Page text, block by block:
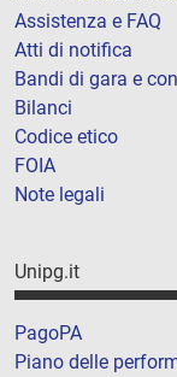
Assistenza e FAQ
Atti di notifica
Bandi di gara e
Bilanci
Codice etico
FOIA
Note legali
Unipg.it
PagoPA
Piano delle